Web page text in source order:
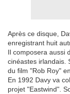
Après ce disque,
enregistrant huit
Il composera aussi
cinéastes irlandais.
du film "Rob Roy"
En 1992 Davy va
projet "Eastwind".